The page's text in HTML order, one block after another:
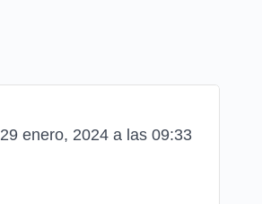
29 enero, 2024 a las 09:33